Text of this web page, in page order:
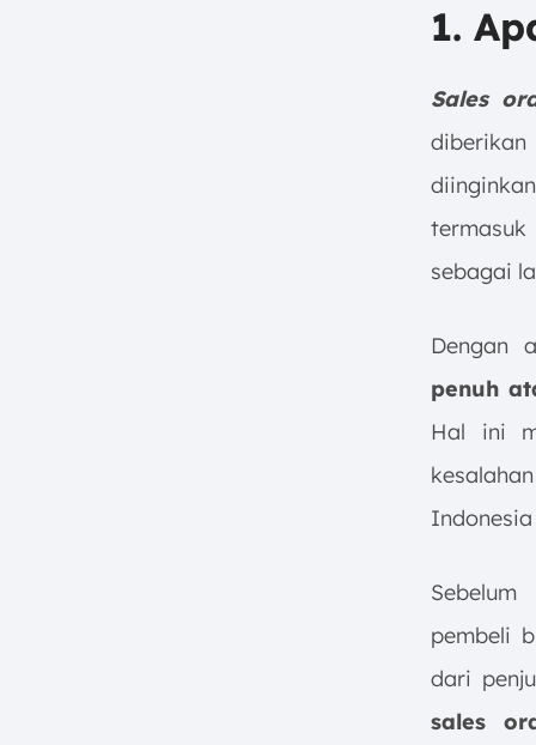
1.
Sales
sebagai
Dengan
penuh
Hal ini
pembeli
dari
sales